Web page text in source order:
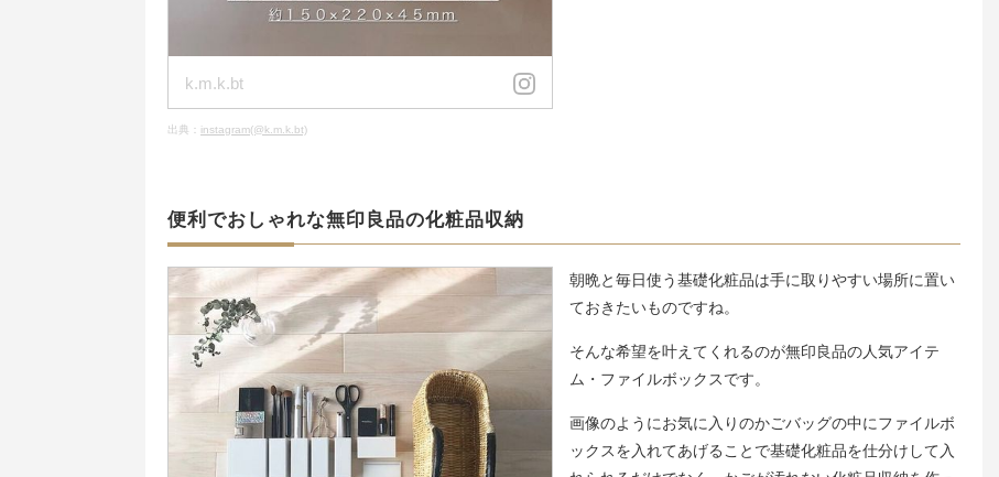
k.m.k.bt
出典： instagram(@k.m.k.bt)
便利でおしゃれな無印良品の化粧品収納
朝晩と毎日使う基礎化粧品は手に取りやすい場所に置い
ておきたいものですね。
そんな希望を叶えてくれるのが無印良品の人気アイテ
ム・ファイルボックスです。
画像のようにお気に入りのかごバッグの中にファイルボ
ックスを入れてあげることで基礎化粧品を仕分けして入